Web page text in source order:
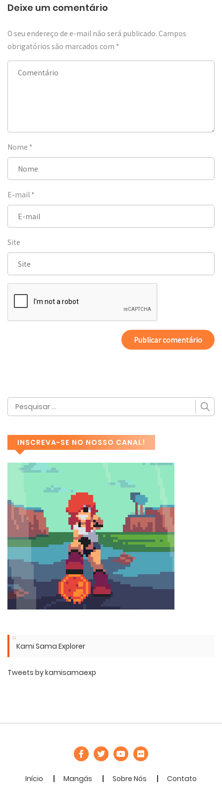
Deixe um comentário
O seu endereço de e-mail não será publicado. Campos
obrigatórios são marcados com *
Nome *
E-mail *
Site
INSCREVA-SE NO NOSSO CANAL!
Kami Sama Explorer
Tweets by kamisamaexp
Início Mangás Sobre Nós Contato